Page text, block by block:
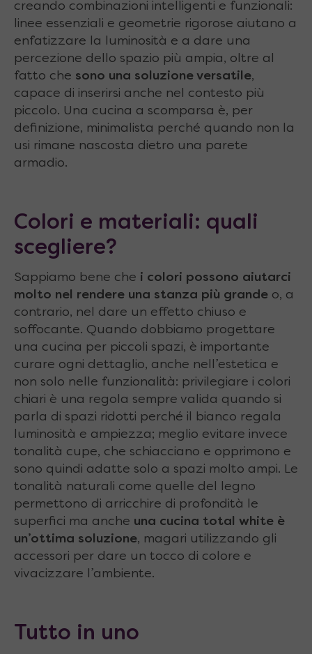
creando combinazioni intelligenti e funzionali:
linee essenziali e geometrie rigorose aiutano a
enfatizzare la luminosità e a dare una
percezione dello spazio più ampia, oltre al
fatto che sono una soluzione versatile,
capace di inserirsi anche nel contesto più
piccolo. Una cucina a scomparsa è, per
definizione, minimalista perché quando non la
usi rimane nascosta dietro una parete
armadio.
Colori e materiali: quali
scegliere?
Sappiamo bene che i colori possono aiutarci
molto nel rendere una stanza più grande o, a
contrario, nel dare un effetto chiuso e
soffocante. Quando dobbiamo progettare
una cucina per piccoli spazi, è importante
curare ogni dettaglio, anche nell’estetica e
non solo nelle funzionalità: privilegiare i colori
chiari è una regola sempre valida quando si
parla di spazi ridotti perché il bianco regala
luminosità e ampiezza; meglio evitare invece
tonalità cupe, che schiacciano e opprimono e
sono quindi adatte solo a spazi molto ampi. Le
tonalità naturali come quelle del legno
permettono di arricchire di profondità le
superfici ma anche una cucina total white è
un’ottima soluzione, magari utilizzando gli
accessori per dare un tocco di colore e
vivacizzare l’ambiente.
Tutto in uno